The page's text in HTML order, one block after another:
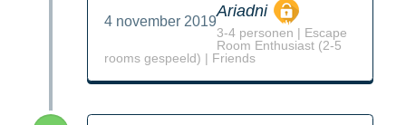
4 november 2019
Ariadni
3-4 personen | Escape
Room Enthusiast (2-5
rooms gespeeld) | Friends